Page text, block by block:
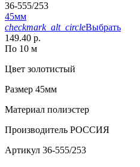
36-555/253
45мм
checkmark_alt_circleВыбрать
149.40 р.
По 10 м
Цвет золотистый
Размер 45мм
Материал полиэстер
Производитель РОССИЯ
Артикул 36-555/253